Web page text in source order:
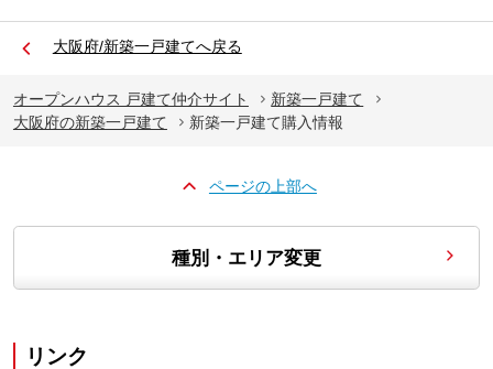
大阪府/新築一戸建てへ戻る
オープンハウス 戸建て仲介サイト
新築一戸建て
大阪府の新築一戸建て
新築一戸建て購入情報
ページの上部へ
種別・エリア変更
リンク